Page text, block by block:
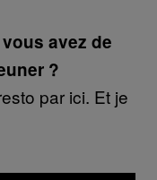
avez de
?
par ici. Et je